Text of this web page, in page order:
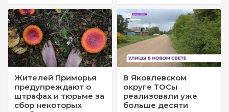
Жителей Приморья
предупреждают о
штрафах и тюрьме за
сбор некоторых
В Яковлевском
округе ТОСы
реализовали уже
больше десяти